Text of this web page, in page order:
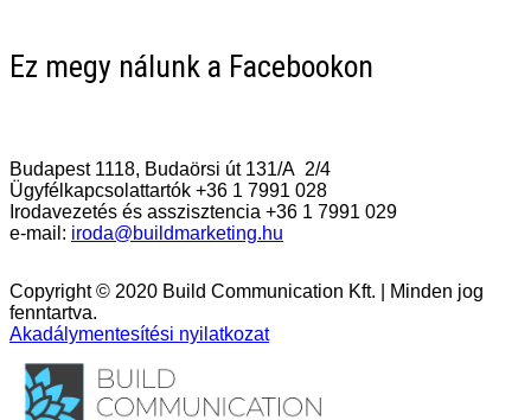
Ez megy nálunk a Facebookon
Budapest 1118, Budaörsi út 131/A 2/4
Ügyfélkapcsolattartók +36 1 7991 028
Irodavezetés és asszisztencia +36 1 7991 029
e-mail: iroda@buildmarketing.hu
Copyright © 2020 Build Communication Kft. | Minden jog
fenntartva.
Akadálymentesítési nyilatkozat